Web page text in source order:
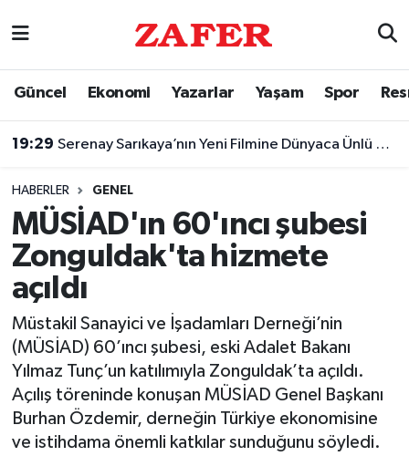
Güncel Ekonomi Yazarlar Yaşam Spor
19:29 Serenay Sarıkaya’nın Yeni Filmine Dünyaca Ünlü Yıldız!
HABERLER GENEL
MÜSİAD'ın 60'ıncı şubesi
Zonguldak'ta hizmete
açıldı
Müstakil Sanayici ve İşadamları Derneği’nin
(MÜSİAD) 60’ıncı şubesi, eski Adalet Bakanı
Yılmaz Tunç’un katılımıyla Zonguldak’ta açıldı.
Açılış töreninde konuşan MÜSİAD Genel Başkanı
Burhan Özdemir, derneğin Türkiye ekonomisine
ve istihdama önemli katkılar sunduğunu söyledi.
Nöbetçi Eczaneler
Trafik Durumu
Süper Lig Puan Durumu ve Fikstür
Tüm Manşetler
Son Dakika Haberleri
Haber Arşivi